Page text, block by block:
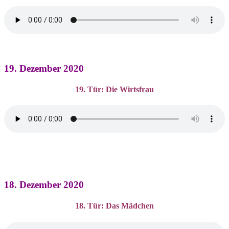
19. Dezember 2020
19. Tür: Die Wirtsfrau
18. Dezember 2020
18. Tür: Das Mädchen